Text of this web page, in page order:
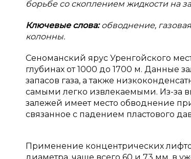
борьбе со скоплением жидкости на
Ключевые слова:обводнение,
колонны.
Сеноманский ярус Уренгойского
глубинах от 1000 до 1700 м. Данные
запасов газа, а также
самыми легко извлекаемыми. Из-за
залежей имеет место обводнение
связанное с падением пластового
Применение концентрических